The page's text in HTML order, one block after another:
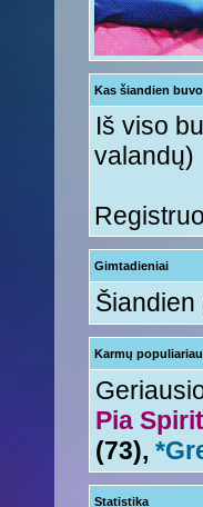
Nesquik« Ant
Anny!« Ant 01
Tori« Ant 01
Kas šiandien
Iš viso
valandų)
Gimtadieniai
Šiandien
Karmų
Pia
(73),
Statistika